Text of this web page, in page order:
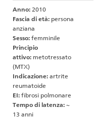
dosi
Anno: 2010
Fascia di età: persona
anziana
Sesso: femminile
Principio
attivo: metotressato
(MTX)
Indicazione: artrite
reumatoide
EI: fibrosi polmonare
Tempo di latenza: ~
13 anni